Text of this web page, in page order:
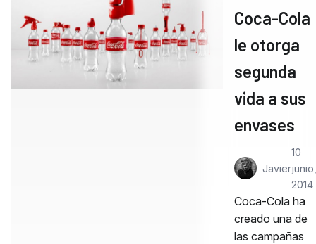
Coca-Cola
le otorga
segunda
vida a sus
envases
Javier
10
junio,
2014
Coca-Cola ha
creado una de
las campañas